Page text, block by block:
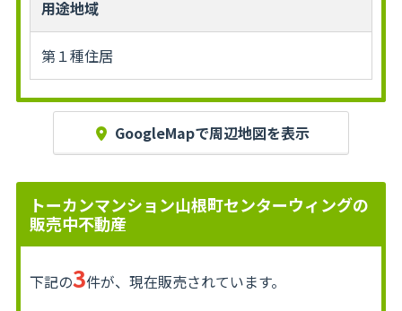
用途地域
第１種住居
GoogleMapで周辺地図を表示
トーカンマンション山根町センターウィングの
販売中不動産
下記の3件が、現在販売されています。